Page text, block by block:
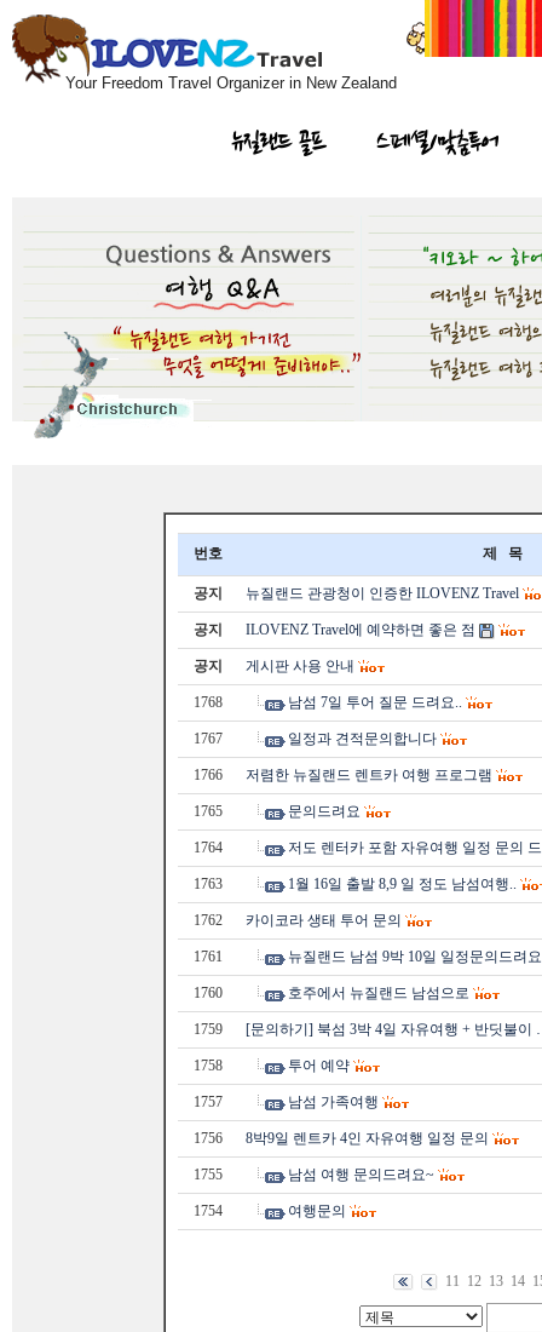
Your Freedom Travel Organizer in New Zealand
뉴질랜드 골프 스페셜/맞춤투어
번호 제 목
공지 뉴질랜드 관광청이 인증한 ILOVENZ Travel
공지 ILOVENZ Travel에 예약하면 좋은 점
공지 게시판 사용 안내
1768 남섬 7일 투어 질문 드려요..
1767 일정과 견적문의합니다
1766 저렴한 뉴질랜드 렌트카 여행 프로그램
1765 문의드려요
1764 저도 렌터카 포함 자유여행 일정 문의
1763 1월 16일 출발 8,9 일 정도 남섬여행..
1762 카이코라 생태 투어 문의
1761 뉴질랜드 남섬 9박 10일 일정문의드려요
1760 호주에서 뉴질랜드 남섬으로
1759 [문의하기] 북섬 3박 4일 자유여행 + 반딧불이
1758 투어 예약
1757 남섬 가족여행
1756 8박9일 렌트카 4인 자유여행 일정 문의
1755 남섬 여행 문의드려요~
1754 여행문의
11 12 13 14